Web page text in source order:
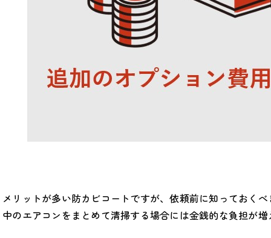
メリットが多い防カビコートですが、依頼前に知っておく
中のエアコンをまとめて清掃する場合には金銭的な負担が